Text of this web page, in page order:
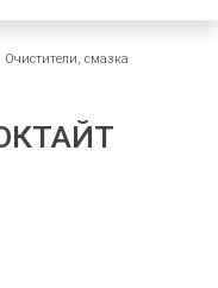
Очистители, смазка